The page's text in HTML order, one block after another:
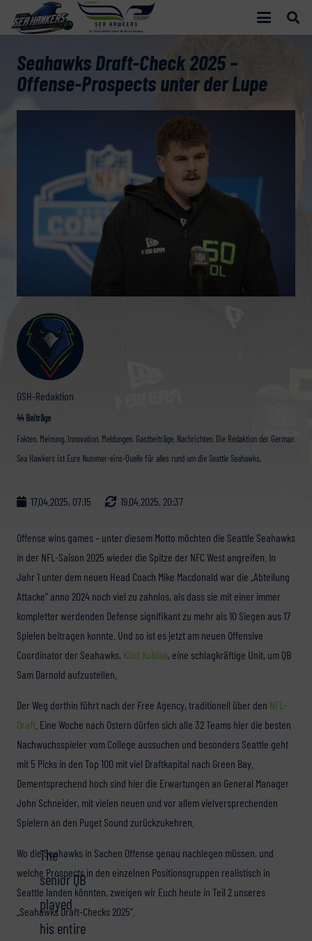
GSH-Redaktion
44 Beiträge
Fakten. Meinung. Innovation. Meldungen. Gastbeiträge. Nachrichten. Die Redaktion der German
Sea Hawkers ist Eure Nummer-eins-Quelle für alles rund um die Seattle Seahawks.
Seahawks Draft-Check 2025 –
Offense-Prospects unter der Lupe
17.04.2025, 07:15 19.04.2025, 20:37
Offense wins games – unter diesem Motto möchten die Seattle Seahawks
in der NFL-Saison 2025 wieder die Spitze der NFC West angreifen. In
Jahr 1 unter dem neuen Head Coach Mike Macdonald war die „Abteilung
Attacke“ anno 2024 noch viel zu zahnlos, als dass sie mit einer immer
kompletter werdenden Defense signifikant zu mehr als 10 Siegen aus 17
Spielen beitragen konnte. Und so ist es jetzt am neuen Offensive
Coordinator der Seahawks, Klint Kubiak, eine schlagkräftige Unit, um QB
Sam Darnold aufzustellen.
Der Weg dorthin führt nach der Free Agency, traditionell über den NFL-
Draft . Eine Woche nach Ostern dürfen sich alle 32 Teams hier die besten
Nachwuchsspieler vom College aussuchen und besonders Seattle geht
mit 5 Picks in den Top 100 mit viel Draftkapital nach Green Bay.
Dementsprechend hoch sind hier die Erwartungen an General Manager
John Schneider, mit vielen neuen und vor allem vielversprechenden
Spielern an den Puget Sound zurückzukehren.
Wo die Seahawks in Sachen Offense genau nachlegen müssen, und
welche Prospects in den einzelnen Positionsgruppen realistisch in
Seattle landen könnten, zweigen wir Euch heute in Teil 2 unseres
„Seahawks Draft-Checks 2025“.
The
senior QB
played
his entire